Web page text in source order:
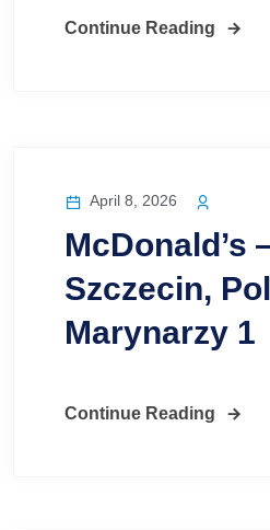
Continue Reading
April 8, 2026
McDonald’s
Szczecin,
Marynarzy 1
Continue Reading